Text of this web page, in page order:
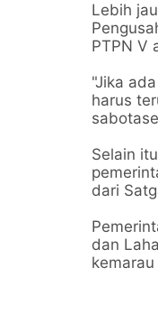
Lebih
PTPN V
"Jika
harus
Selain
dari
dan